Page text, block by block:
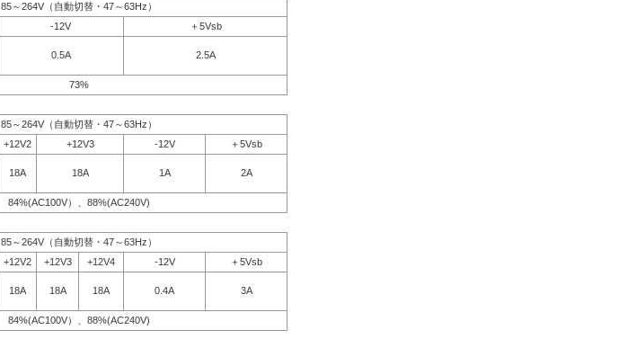
85～264V（自動切替・47～63Hz）
-12V
＋5Vsb
0.5A
2.5A
73%
85～264V（自動切替・47～63Hz）
+12V2 +12V3 -12V
＋5Vsb
18A 18A 1A
2A
84%(AC100V）、88%(AC240V)
85～264V（自動切替・47～63Hz）
+12V2 +12V3 +12V4 -12V
＋5Vsb
18A 18A 18A 0.4A
3A
84%(AC100V）、88%(AC240V)